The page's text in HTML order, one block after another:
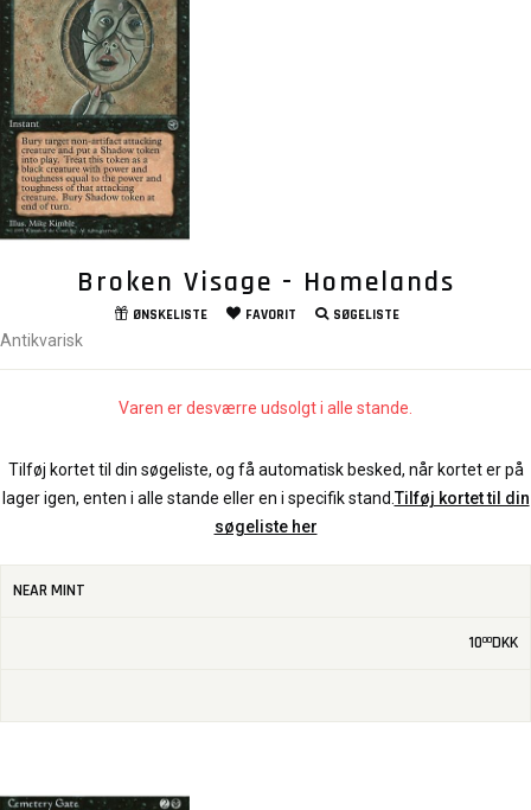
Broken Visage - Homelands
ØNSKELISTE FAVORIT SØGELISTE
Antikvarisk
Varen er desværre udsolgt i alle stande.
Tilføj kortet til din søgeliste, og få automatisk besked, når kortet er på
lager igen, enten i alle stande eller en i specifik stand.Tilføj kortet til din
søgeliste her
NEAR MINT
1000DKK